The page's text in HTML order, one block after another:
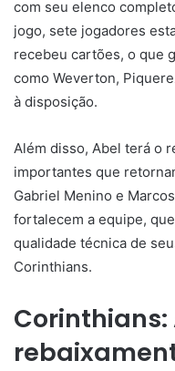
com seu elenco
jogo, sete jogadores
recebeu cartões, o que
como Weverton,
à disposição.
Além disso, Abel terá o
importantes que
Gabriel Menino e
fortalecem a equipe,
qualidade técnica de
Corinthians.